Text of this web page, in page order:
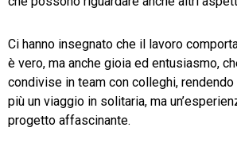
Ci hanno insegnato che il lavoro
è vero, ma anche gioia ed entusiasmo,
condivise in team con colleghi,
più un viaggio in solitaria, ma
progetto affascinante.